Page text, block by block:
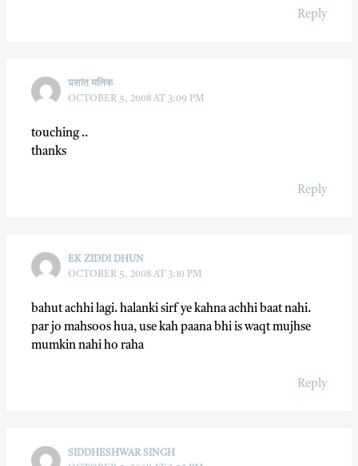
Reply
प्रशांत मलिक
OCTOBER 5, 2008 AT 3:09 PM
touching ..
thanks
Reply
EK ZIDDI DHUN
OCTOBER 5, 2008 AT 3:10 PM
bahut achhi lagi. halanki sirf ye kahna achhi baat nahi.
par jo mahsoos hua, use kah paana bhi is waqt mujhse
mumkin nahi ho raha
Reply
SIDDHESHWAR SINGH